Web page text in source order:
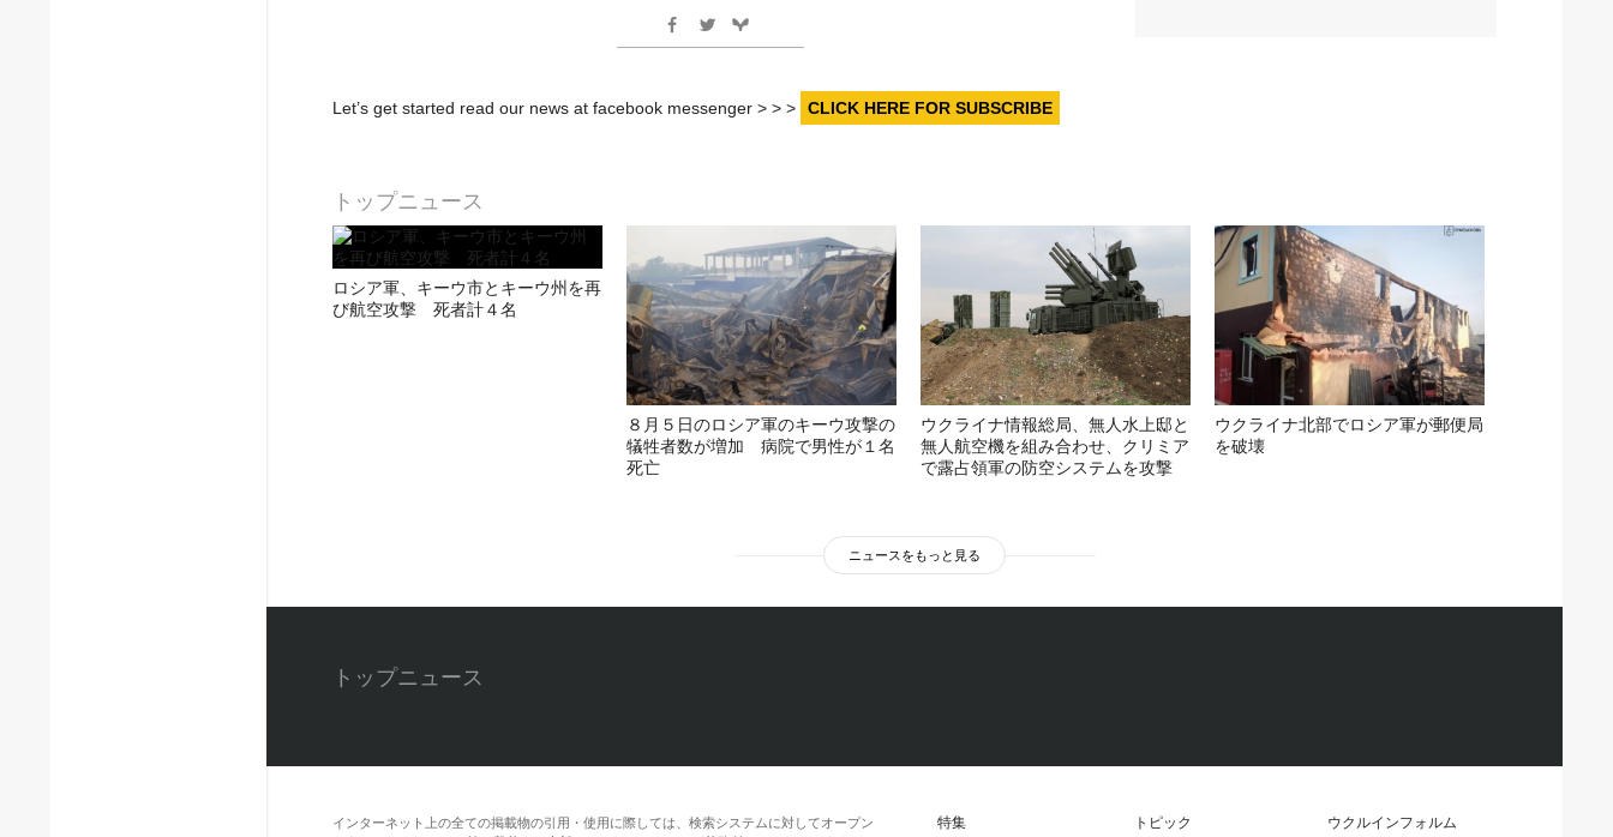
Let’s get started read our news at facebook messenger > > > CLICK HERE FOR SUBSCRIBE
トップニュース
ロシア軍、キーウ市とキーウ州を再
び航空攻撃 死者計４名
８月５日のロシア軍のキーウ攻撃の
犠牲者数が増加 病院で男性が１名
死亡
ウクライナ情報総局、無人水上邸と
無人航空機を組み合わせ、クリミア
で露占領軍の防空システムを攻撃
ウクライナ北部でロシア軍が郵便局
を破壊
ニュースをもっと見る
トップニュース
トピック ウクルインフォルム
特集
インターネット上の全ての掲載物の引用・使用に際しては、検索システムに対してオープン